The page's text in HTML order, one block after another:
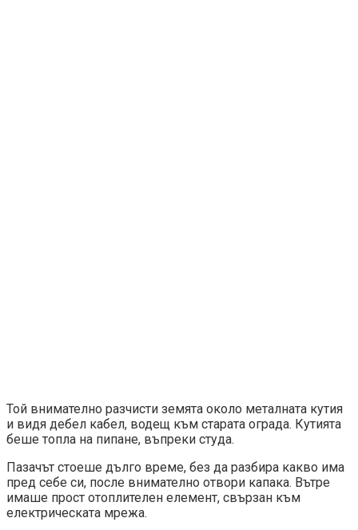
Той внимателно разчисти земята около металната кутия
и видя дебел кабел, водещ към старата ограда. Кутията
беше топла на пипане, въпреки студа.
Пазачът стоеше дълго време, без да разбира какво има
пред себе си, после внимателно отвори капака. Вътре
имаше прост отоплителен елемент, свързан към
електрическата мрежа.